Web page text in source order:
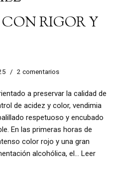
RIGOR Y
2 comentarios
a preservar la calidad de
de acidez y color, vendimia
respetuoso y encubado
En las primeras horas de
color rojo y una gran
alcohólica, el… Leer